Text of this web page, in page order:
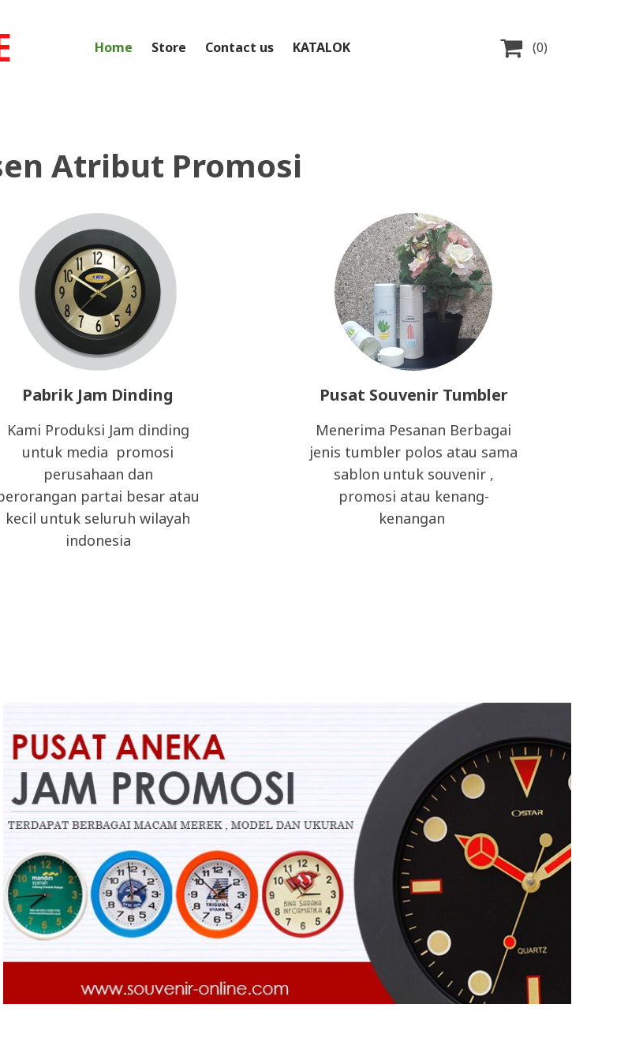
Home Store Contact us KATALOK  (0)
Atribut Promosi
Pabrik Jam Dinding
Kami Produksi Jam dinding
untuk media promosi
perusahaan dan
partai besar atau
kecil untuk seluruh wilayah
indonesia
Pusat Souvenir Tumbler
Menerima Pesanan Berbagai
jenis tumbler polos atau sama
sablon untuk souvenir ,
promosi atau kenang-
kenangan